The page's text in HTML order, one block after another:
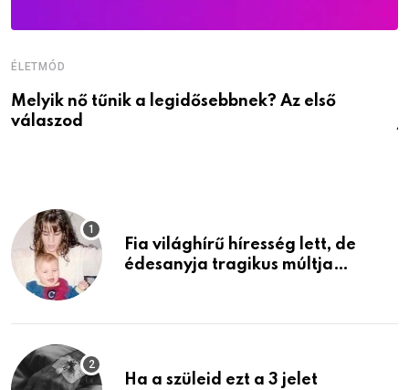
ÉLETMÓD
Melyik nő tűnik a legidősebbnek? Az első
válaszod
Fia világhírű híresség lett, de
édesanyja tragikus múltja
Ha a szüleid ezt a 3 jelet